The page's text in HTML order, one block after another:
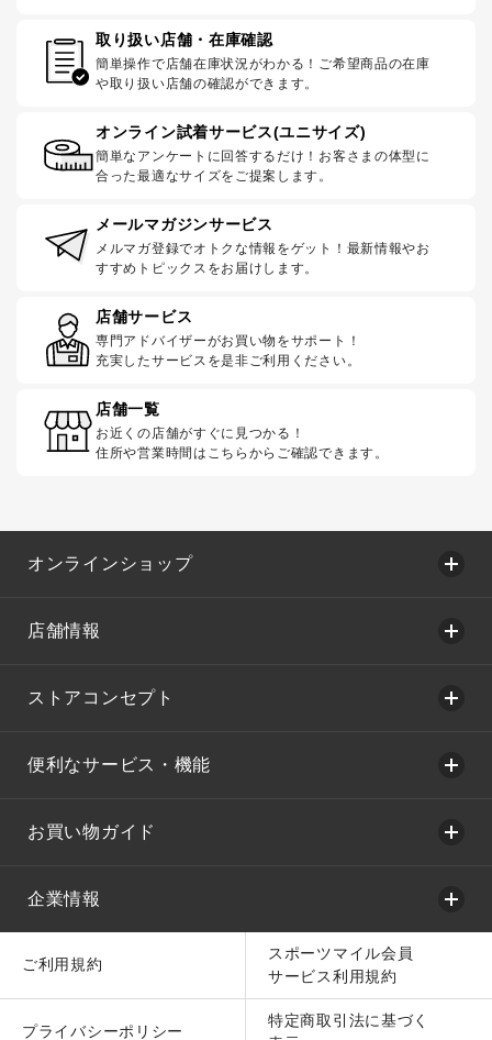
取り扱い店舗・在庫確認
簡単操作で店舗在庫状況がわかる！ご希望商品の在庫
や取り扱い店舗の確認ができます。
オンライン試着サービス(ユニサイズ)
簡単なアンケートに回答するだけ！お客さまの体型に
合った最適なサイズをご提案します。
メールマガジンサービス
メルマガ登録でオトクな情報をゲット！最新情報やお
すすめトピックスをお届けします。
店舗サービス
専門アドバイザーがお買い物をサポート！
充実したサービスを是非ご利用ください。
店舗一覧
お近くの店舗がすぐに見つかる！
住所や営業時間はこちらからご確認できます。
オンラインショップ
店舗情報
ストアコンセプト
便利なサービス・機能
お買い物ガイド
企業情報
ご利用規約
スポーツマイル会員
サービス利用規約
プライバシーポリシー
特定商取引法に基づく